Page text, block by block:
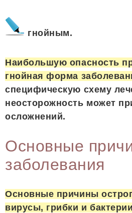
гнойным.
Наибольшую опасность
гнойная форма
специфическую схему
неосторожность может
осложнений.
Основные
заболевания
Основные причины
вирусы, грибки и бактерии